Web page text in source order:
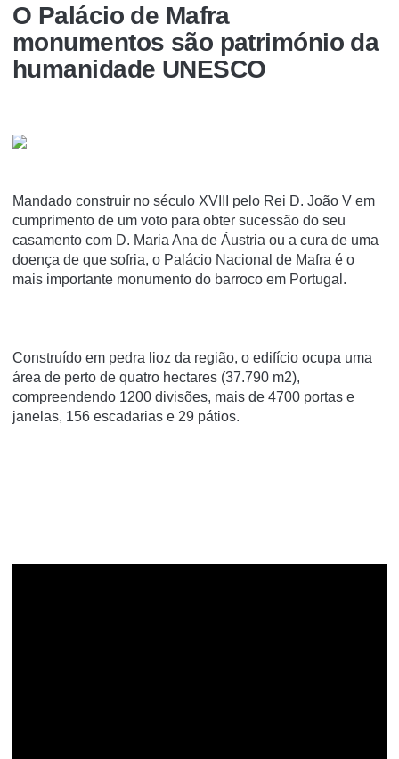
O Palácio de Mafra
monumentos são património da
humanidade UNESCO
Mandado construir no século XVIII pelo Rei D. João V em
cumprimento de um voto para obter sucessão do seu
casamento com D. Maria Ana de Áustria ou a cura de uma
doença de que sofria, o Palácio Nacional de Mafra é o
mais importante monumento do barroco em Portugal.
Construído em pedra lioz da região, o edifício ocupa uma
área de perto de quatro hectares (37.790 m2),
compreendendo 1200 divisões, mais de 4700 portas e
janelas, 156 escadarias e 29 pátios.